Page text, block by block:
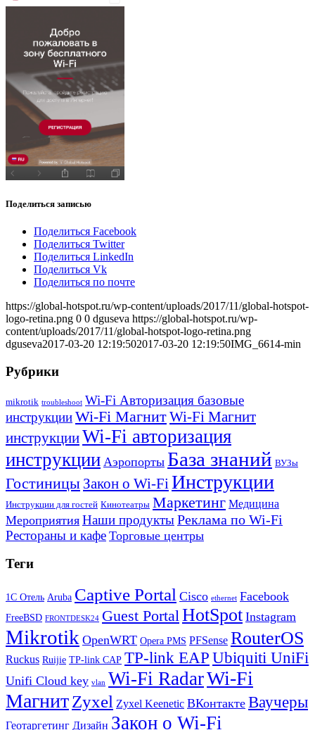
Поделиться записью
Поделиться Facebook
Поделиться Twitter
Поделиться LinkedIn
Поделиться Vk
Поделиться по почте
https://global-hotspot.ru/wp-content/uploads/2017/11/global-hotspot-
logo-retina.png 0 0 dguseva https://global-hotspot.ru/wp-
content/uploads/2017/11/global-hotspot-logo-retina.png
dguseva2017-03-20 12:19:502017-03-20 12:19:50IMG_6614-min
Рубрики
mikrotik troubleshoot Wi-Fi Авторизация базовые
инструкцииWi-Fi МагнитWi-Fi Магнит
инструкцииWi-Fi авторизация
инструкции Аэропорты База знаний ВУЗы
Гостиницы Закон о Wi-Fi Инструкции
Инструкции для гостей Кинотеатры Маркетинг Медицина
Мероприятия Наши продуктыРеклама по Wi-Fi
Рестораны и кафе Торговые центры
Теги
1С Отель Aruba Captive Portal Cisco ethernet Facebook
FreeBSD FRONTDESK24 Guest PortalHotSpot Instagram
Mikrotik OpenWRT Opera PMS PFSense RouterOS
Ruckus Ruijie TP-link CAP TP-link EAP Ubiquiti UniFi
Unifi Cloud key vlan Wi-Fi RadarWi-Fi
МагнитZyxel Zyxel Keenetic ВКонтакте Ваучеры
Геотаргетинг Дизайн Закон о Wi-Fi